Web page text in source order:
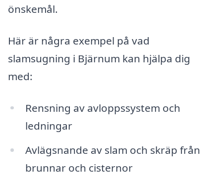
önskemål.
Här är några exempel på vad
slamsugning i Bjärnum kan hjälpa dig
med:
Rensning av avloppssystem och
ledningar
Avlägsnande av slam och skräp från
brunnar och cisternor